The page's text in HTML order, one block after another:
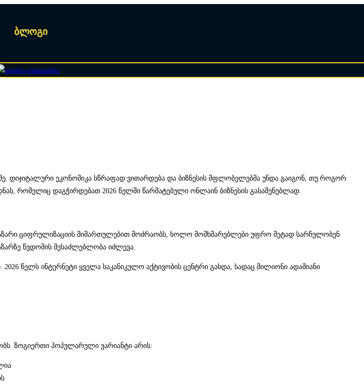
ბლოგი
დიჯიტალური ეკონომიკა სწრაფად ვითარდება და ბიზნესის მფლობელებმა უნდა გაიგონ, თუ როგორ
რომელიც დაგჭირდებათ 2026 წელში წარმატებული ონლაინ ბიზნესის გასაშენებლად.
ციფრულიზაციის მიმართულებით მოძრაობს, ხოლო მომხმარებლები უფრო მეტად სარჩულობენ
წვდომის შესაძლებლობა იძლევა.
წელს ინტერნეტი ყველა საკანიკულო აქტივობის ცენტრი გახდა, სადაც მილიონი ადამიანი
ზოგიერთი პოპულარული ვარიანტი არის: